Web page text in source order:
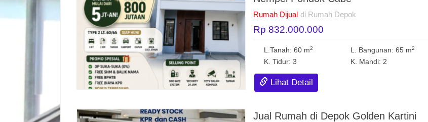
Rumah Dijual di Rumah Depok
Rp 832.000.000
L.Tanah: 60 m2 L. Bangunan: 65 m2
K. Tidur: 3 K. Mandi: 2
Lihat Detail
Jual Rumah di Depok Golden Kartini